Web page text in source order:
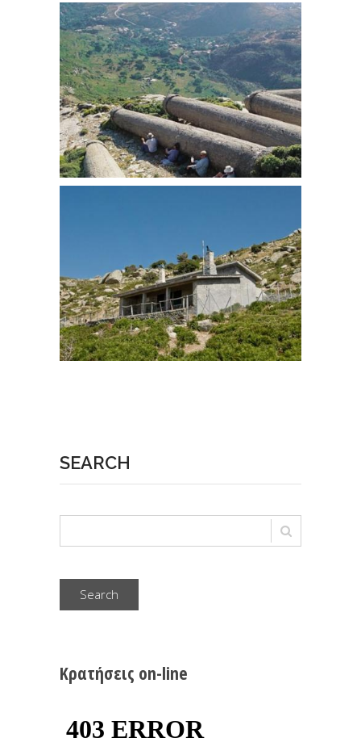
SEARCH
Search
Κρατήσεις on-line